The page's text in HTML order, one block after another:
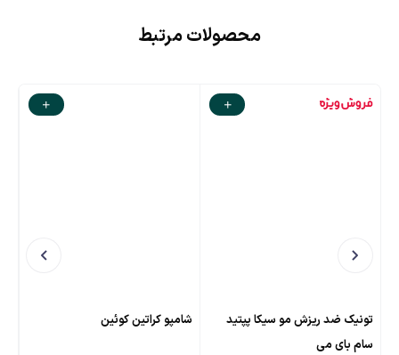
محصولات مرتبط
تونیک ضد ریزش مو سیکا پپتید
سام بای می
شامپو کراتین کوئین